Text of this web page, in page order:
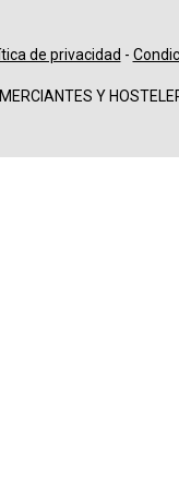
de privacidad -
Y